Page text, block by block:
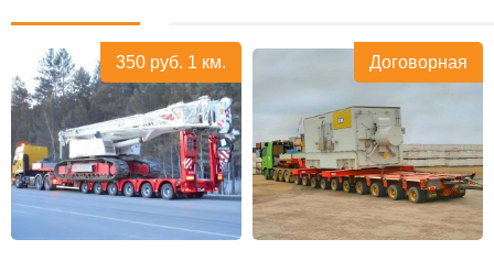
350 руб. 1 км. Договорная